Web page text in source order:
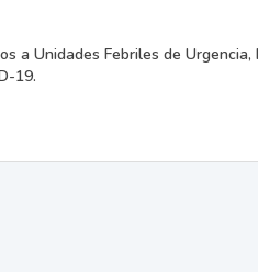
a Unidades Febriles de
19.